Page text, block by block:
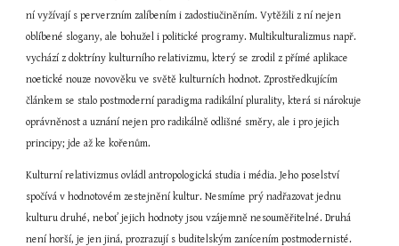
ní vyžívají s perverzním zalíbením i zadostiučiněním. Vytěžili z ní nejen
oblíbené slogany, ale bohužel i politické programy. Multikulturalizmus např.
vychází z doktríny kulturního relativizmu, který se zrodil z přímé aplikace
noetické nouze novověku ve světě kulturních hodnot. Zprostředkujícím
článkem se stalo postmoderní paradigma radikální plurality, která si nárokuje
oprávněnost a uznání nejen pro radikálně odlišné směry, ale i pro jejich
principy; jde až ke kořenům.
Kulturní relativizmus ovládl antropologická studia i média. Jeho poselství
spočívá v hodnotovém zestejnění kultur. Nesmíme prý nadřazovat jednu
kulturu druhé, neboť jejich hodnoty jsou vzájemně nesouměřitelné. Druhá
není horší, je jen jiná, prozrazují s buditelským zanícením postmodernisté.